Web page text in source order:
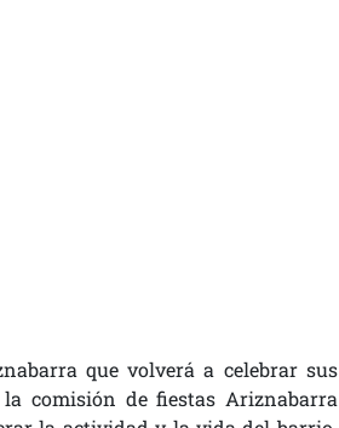
que volverá a celebrar sus
comisión de fiestas Ariznabarra